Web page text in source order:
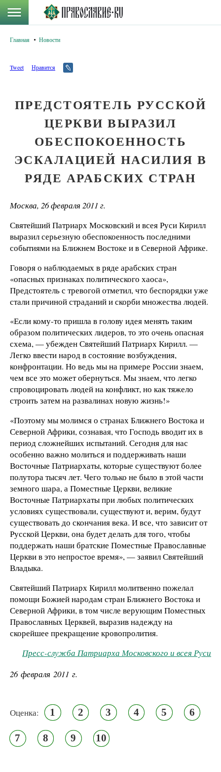
Главная Новости
Tweet Нравится
ПРЕДСТОЯТЕЛЬ РУССКОЙ
ЦЕРКВИ ВЫРАЗИЛ
ОБЕСПОКОЕННОСТЬ
ЭСКАЛАЦИЕЙ НАСИЛИЯ В
РЯДЕ АРАБСКИХ СТРАН
Москва, 26 февраля 2011 г.
Святейший Патриарх Московский и всея Руси Кирилл
выразил серьезную обеспокоенность последними
событиями на Ближнем Востоке и в Северной Африке.
Говоря о наблюдаемых в ряде арабских стран
«опасных признаках политического хаоса»,
Предстоятель с тревогой отметил, что беспорядки уже
стали причиной страданий и скорби множества людей.
«Если кому-то пришла в голову идея менять таким
образом политических лидеров, то это очень опасная
схема, — убежден Святейший Патриарх Кирилл. —
Легко ввести народ в состояние возбуждения,
конфронтации. Но ведь мы на примере России знаем,
чем все это может обернуться. Мы знаем, что легко
спровоцировать людей на конфликт, но как тяжело
строить затем на развалинах новую жизнь!»
«Поэтому мы молимся о странах Ближнего Востока и
Северной Африки, сознавая, что Господь вводит их в
период сложнейших испытаний. Сегодня для нас
особенно важно молиться и поддерживать наши
Восточные Патриархаты, которые существуют более
полутора тысяч лет. Чего только не было в этой части
земного шара, а Поместные Церкви, великие
Восточные Патриархаты при любых политических
условиях существовали, существуют и, верим, будут
существовать до скончания века. И все, что зависит от
Русской Церкви, она будет делать для того, чтобы
поддержать наши братские Поместные Православные
Церкви в это непростое время», — заявил Святейший
Владыка.
Святейший Патриарх Кирилл молитвенно пожелал
помощи Божией народам стран Ближнего Востока и
Северной Африки, в том числе верующим Поместных
Православных Церквей, выразив надежду на
скорейшее прекращение кровопролития.
Пресс-служба Патриарха Московского и всея Руси
26 февраля 2011 г.
Оценка: 1 2 3 4 5 6
7 8 9 10